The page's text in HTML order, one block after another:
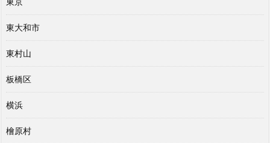
東大和市
東村山
板橋区
横浜
檜原村